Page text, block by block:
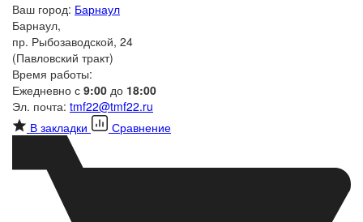
Ваш город: Барнаул
Барнаул,
пр. Рыбозаводской, 24
(Павловский тракт)
Время работы:
Ежедневно с 9:00 до 18:00
Эл. почта: tmf22@tmf22.ru
В закладки
Сравнение